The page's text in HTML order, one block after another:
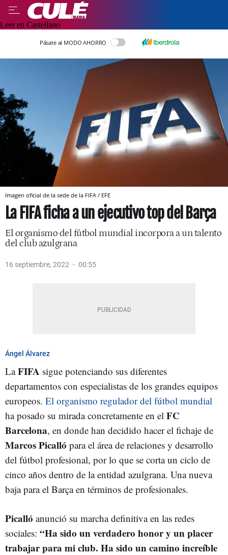
Leer en Castellano
Pásate al MODO AHORRO
Imagen oficial de la sede de la FIFA / EFE
La FIFA ficha a un ejecutivo top del Barça
El organismo del fútbol mundial incorpora a un talento
del club azulgrana
16 septiembre, 2022 00:55
Ángel Álvarez
LaFIFA sigue potenciando sus diferentes
departamentos con especialistas de los grandes equipos
europeos. El organismo regulador del fútbol mundial
ha posado su mirada concretamente en el FC
Barcelona, en donde han decidido hacer el fichaje de
Marcos Picalló para el área de relaciones y desarrollo
del fútbol profesional, por lo que se corta un ciclo de
cinco años dentro de la entidad azulgrana. Una nueva
baja para el Barça en términos de profesionales.
Picalló anunció su marcha definitiva en las redes
sociales: “Ha sido un verdadero honor y un placer
trabajar para mi club. Ha sido un camino increíble